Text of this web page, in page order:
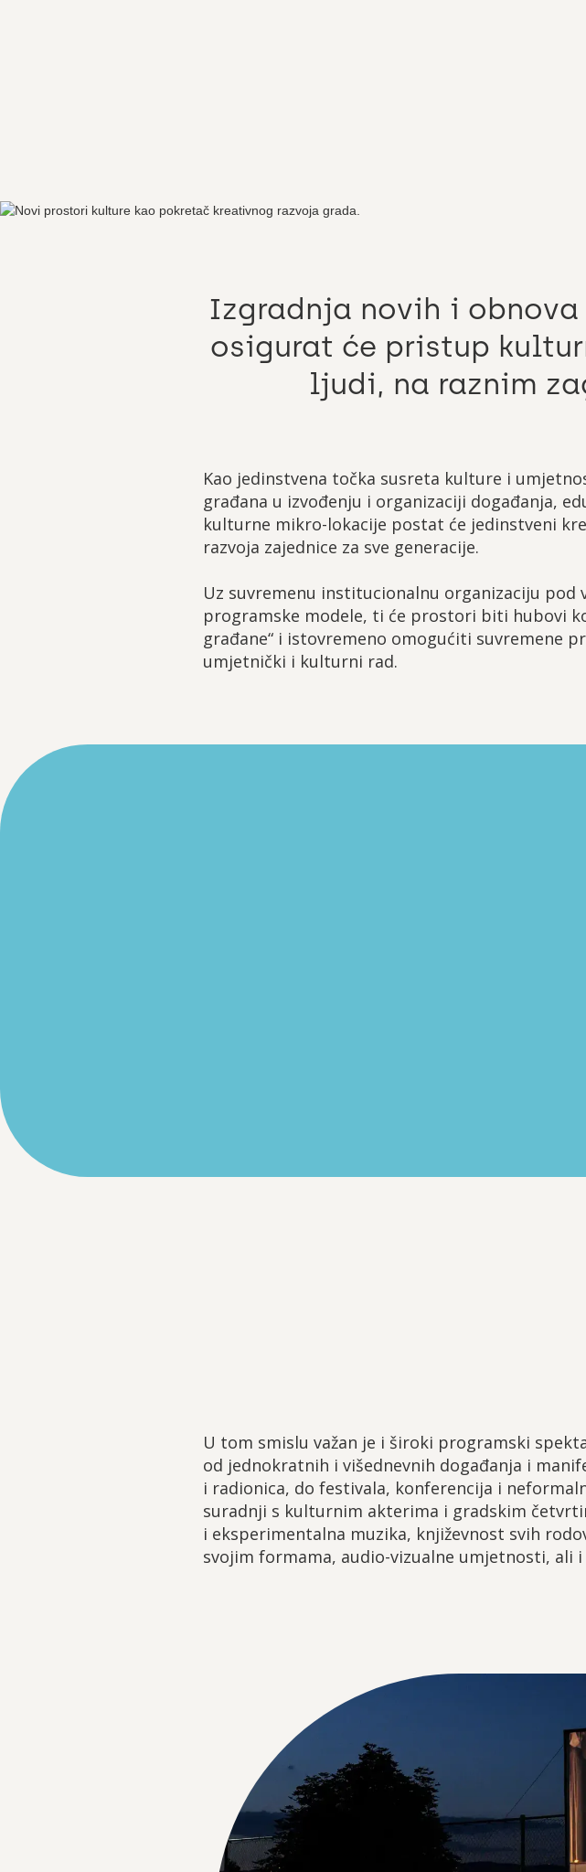
Izgradnja novih i
osigurat će pristup
ljudi, na raznim
Kao jedinstvena točka susreta kulture i
građana u izvođenju i organizaciji događanja,
kulturne mikro-lokacije postat će jedinstveni
razvoja zajednice za sve generacije.
Uz suvremenu institucionalnu organizaciju
programske modele, ti će prostori biti hubovi
građane“ i istovremeno omogućiti suvremene
umjetnički i kulturni rad.
U tom smislu važan je i široki programski
od jednokratnih i višednevnih događanja i
i radionica, do festivala, konferencija i
suradnji s kulturnim akterima i gradskim
i eksperimentalna muzika, književnost svih
svojim formama, audio-vizualne umjetnosti,